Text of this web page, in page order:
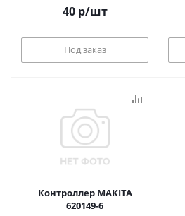
40р/шт
Под заказ
Контроллер MAKITA
620149-6